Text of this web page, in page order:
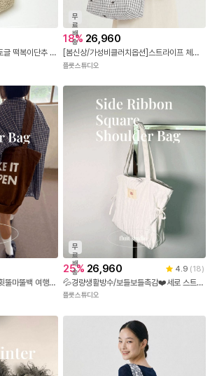
☃️겨울신상/노트북수납💻토글 떡복이단추 뽀글이 숄더백
무
료
배
송
18% 26,960
[봄신상/가성비클러치옵션]스트라이프 체크 리본 에코백 클러치 세트
플룻스튜디오
❤️4계절백/워싱트윌❤️빅 휫뚤마뚤백 여행가방 숄더백 크로스백
무
료
배
송
25% 26,960 4.9 (18)
💦경량생활방수/보들보들촉감❤️세로 스트라이프 절개 사각 숄더백 토트백
플룻스튜디오